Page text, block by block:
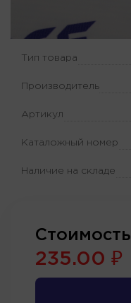
Тип товара
Производитель
Артикул
Каталожный номер
Наличие на складе
Стоимость
235.00 ₽